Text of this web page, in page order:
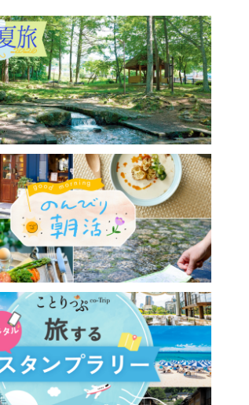
温泉・スパ その他施設